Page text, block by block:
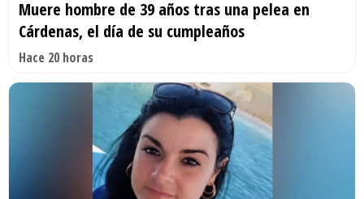
Muere hombre de 39 años tras una pelea en
Cárdenas, el día de su cumpleaños
Hace 20 horas